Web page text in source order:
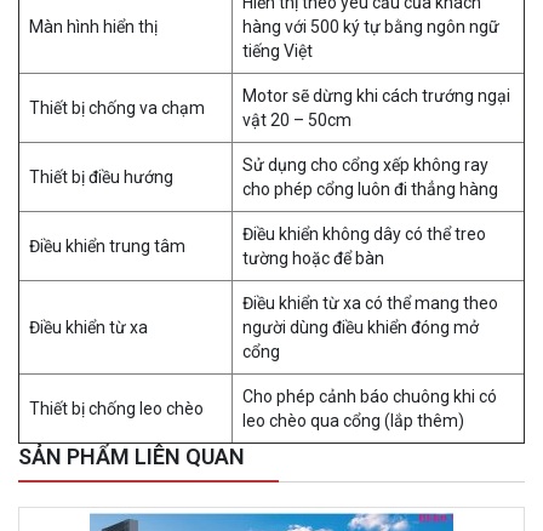
Màn hình hiển thị
hàng với 500 ký tự bằng ngôn ngữ
tiếng Việt
Thiết bị chống va chạm
Motor sẽ dừng khi cách trướng ngại
vật 20 – 50cm
Thiết bị điều hướng
Sử dụng cho cổng xếp không ray
cho phép cổng luôn đi thẳng hàng
Điều khiển trung tâm
Điều khiển không dây có thể treo
tường hoặc để bàn
Điều khiển từ xa
Điều khiển từ xa có thể mang theo
người dùng điều khiển đóng mở
cổng
Thiết bị chống leo chèo
Cho phép cảnh báo chuông khi có
leo chèo qua cổng (lắp thêm)
SẢN PHẨM LIÊN QUAN